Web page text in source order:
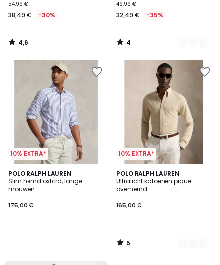
54,99 €
38,49 € -30%
4,6
/
49,99 €
32,49 € -35%
4
/
10% EXTRA*
POLO RALPH LAUREN
Slim hemd oxford, lange
mouwen
175,00 €
10% EXTRA*
POLO RALPH LAUREN
Ultralicht katoenen piqué
overhemd
165,00 €
5
/
5
2
Kleuren
5
/